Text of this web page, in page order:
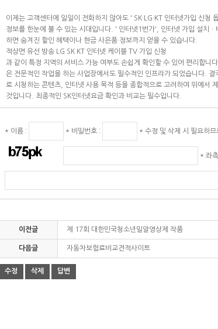
이제는 고객센터에 일일이 전화하지 않아도 ' SK·LG·KT 인터넷가입 신청
정보를 한눈에 볼 수 있는 시대입니다. ' 인터넷1번가', 인터넷 가입 설치
하면 숨겨진 할인 혜택이나 현금 사은품 정보까지 얻을 수 있습니다.
적상면 유선 방송 LG SK KT 인터넷 케이블 TV 가입 신청
과 같이 특정 지역의 서비스 가능 여부도 손쉽게 확인할 수 있어 편리합니
은 전문적인 작업을 하는 사업장에서도 필수적인 인프라가 되었습니다.
로 시청하는 콘텐츠, 인터넷 사용 목적 등을 종합적으로 고려하여 위에서
것입니다. 최종적인 SK인터넷요금 확인과 비교는 필수입니다.
* 이름 : * 비밀번호 : * 수정 및 삭제 시 필요하므
* 좌
이전글 제 17회 대한민국청소년밀알영상제 작품
다음글 자동차보험료비교견적사이트
수정 삭제 답변